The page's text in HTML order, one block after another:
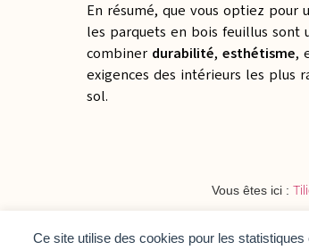
Ce site utilise des cookies pour les
En résumé, que vous optiez
les parquets en bois feuillus sont
combiner durabilité, esthétisme,
exigences des intérieurs les plus
sol.
Vous êtes ici :